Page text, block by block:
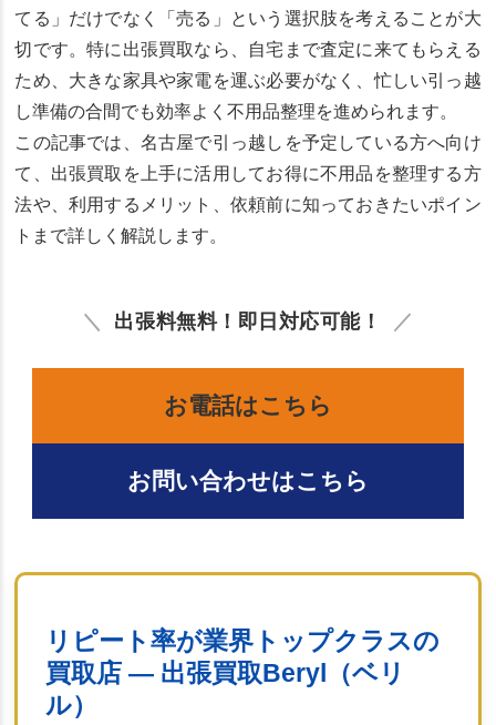
てる」だけでなく「売る」という選択肢を考えることが大
切です。特に出張買取なら、自宅まで査定に来てもらえる
ため、大きな家具や家電を運ぶ必要がなく、忙しい引っ越
し準備の合間でも効率よく不用品整理を進められます。
この記事では、名古屋で引っ越しを予定している方へ向け
て、出張買取を上手に活用してお得に不用品を整理する方
法や、利用するメリット、依頼前に知っておきたいポイン
トまで詳しく解説します。
出張料無料！即日対応可能！
お電話はこちら
お問い合わせはこちら
リピート率が業界トップクラスの
買取店 ― 出張買取Beryl（ベリ
ル）